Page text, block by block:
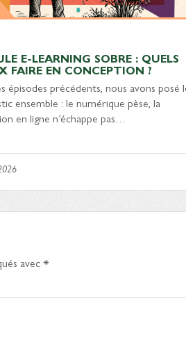
E-LEARNING SOBRE : QUELS
FAIRE EN CONCEPTION ?
épisodes précédents, nous avons posé
ensemble : le numérique pèse, la
en ligne n’échappe pas…
avec*